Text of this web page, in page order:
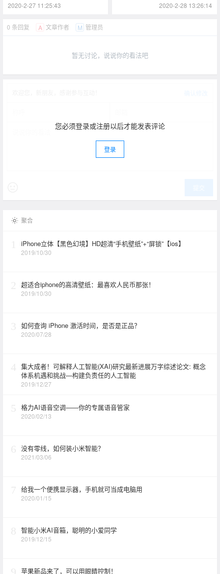
2020-2-27 11:25:43 2020-2-28 13:26:14
0 条回复 A 文章作者 M 管理员
暂无讨论，说说你的看法吧
您必须登录或注册以后才能发表评论
登录
聚合
iPhone立体【黑色幻境】HD超清“手机壁纸”+“屏锁”【ios】
2019/10/30
超适合iphone的高清壁纸：最喜欢人民币那张！
2019/10/30
如何查询 iPhone 激活时间，是否是正品？
2020/07/28
集大成者！可解释人工智能(XAI)研究最新进展万字综述论文: 概念
体系机遇和挑战—构建负责任的人工智能
2019/12/27
格力AI语音空调——你的专属语音管家
2020/02/13
没有零线，如何装小米智能？
2021/03/06
给我一个便携显示器，手机就可当成电脑用
2020/01/15
智能小米AI音箱，聪明的小爱同学
2019/12/15
苹果新品来了，可以用眼睛控制！